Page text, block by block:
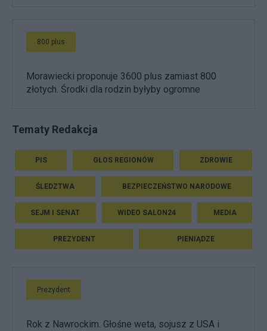
800 plus
Morawiecki proponuje 3600 plus zamiast 800
złotych. Środki dla rodzin byłyby ogromne
Tematy Redakcja
PIS GŁOS REGIONÓW ZDROWIE
ŚLEDZTWA BEZPIECZEŃSTWO NARODOWE
SEJM I SENAT WIDEO SALON24 MEDIA
PREZYDENT PIENIĄDZE
Prezydent
Rok z Nawrockim. Głośne weta, sojusz z USA i